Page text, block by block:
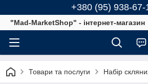
+380 (95) 938-67-
"Mad-MarketShop" - інтернет-магазин
Товари та послуги Набір